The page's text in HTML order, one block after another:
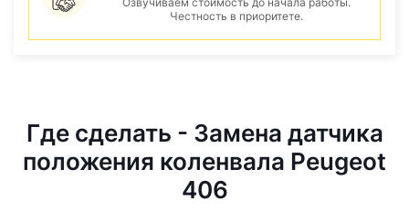
Честность в приоритете.
Где сделать - Замена датчика
положения коленвала Peugeot
406